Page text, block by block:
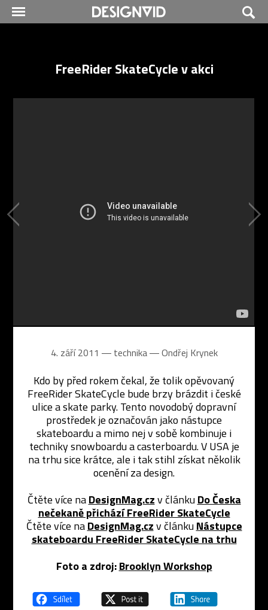
FreeRider SkateCycle v akci
4. září 2011 ― technika ―Ondřej Krynek
Kdo by před rokem čekal, že tolik opěvovaný
FreeRider SkateCycle bude brzy brázdit i české
ulice a skate parky. Tento novodobý dopravní
prostředek je označován jako nástupce
skateboardu a mimo nej v sobě kombinuje i
techniky snowboardu a casterboardu. V USA je
na trhu sice krátce, ale i tak stihl získat několik
ocenění za design.
Čtěte více naDesignMag.czv článkuDo Česka
nečekaně přichází FreeRider SkateCycle
Čtěte více naDesignMag.czv článkuNástupce
skateboardu FreeRider SkateCycle na trhu
Foto a zdroj: Brooklyn Workshop